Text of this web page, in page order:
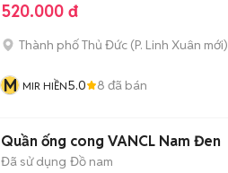
520.000 đ
Thành phố Thủ Đức (P. Linh Xuân mới)
M MIR HIỀN5.0 8 đã bán
Quần ống cong VANCL Nam Đen
Đã sử dụng Đồ nam